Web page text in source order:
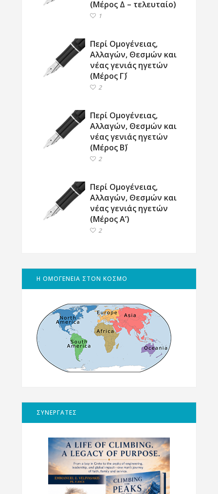
(Μέρος Δ – τελευταίο)
1
Περί Ομογένειας,
Αλλαγών, Θεσμών και
νέας γενιάς ηγετών
(Μέρος Γ΄)
2
Περί Ομογένειας,
Αλλαγών, Θεσμών και
νέας γενιάς ηγετών
(Μέρος Β΄)
2
Περί Ομογένειας,
Αλλαγών, Θεσμών και
νέας γενιάς ηγετών
(Μέρος Α’)
2
Η ΟΜΟΓΕΝΕΙΑ ΣΤΟΝ ΚΟΣΜΟ
ΣΥΝΕΡΓΑΤΕΣ